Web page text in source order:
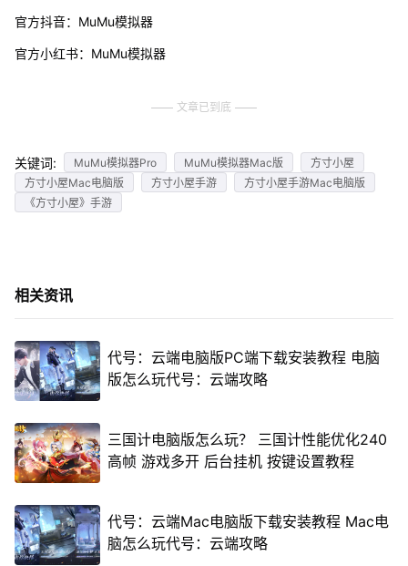
官方抖音：MuMu模拟器
官方小红书：MuMu模拟器
文章已到底
关键词: MuMu模拟器Pro MuMu模拟器Mac版
方寸小屋
方寸小屋Mac电脑版
方寸小屋手游
方寸小屋手游Mac电脑版
《方寸小屋》手游
相关资讯
代号：云端电脑版PC端下载安装教程 电脑
版怎么玩代号：云端攻略
三国计电脑版怎么玩？ 三国计性能优化240
高帧 游戏多开 后台挂机 按键设置教程
代号：云端Mac电脑版下载安装教程 Mac电
脑怎么玩代号：云端攻略